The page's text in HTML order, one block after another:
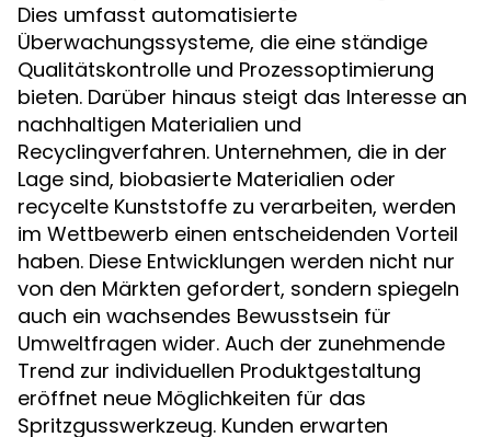
Dies umfasst automatisierte
Überwachungssysteme, die eine ständige
Qualitätskontrolle und Prozessoptimierung
bieten. Darüber hinaus steigt das Interesse an
nachhaltigen Materialien und
Recyclingverfahren. Unternehmen, die in der
Lage sind, biobasierte Materialien oder
recycelte Kunststoffe zu verarbeiten, werden
im Wettbewerb einen entscheidenden Vorteil
haben. Diese Entwicklungen werden nicht nur
von den Märkten gefordert, sondern spiegeln
auch ein wachsendes Bewusstsein für
Umweltfragen wider. Auch der zunehmende
Trend zur individuellen Produktgestaltung
eröffnet neue Möglichkeiten für das
Spritzgusswerkzeug. Kunden erwarten